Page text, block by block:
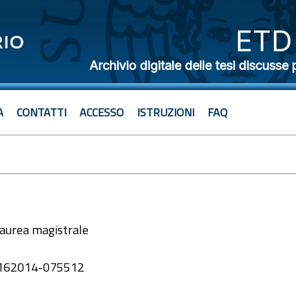
ETD
Archivio digitale delle tesi discusse
CONTATTI ACCESSO ISTRUZIONI FAQ
magistrale
075512